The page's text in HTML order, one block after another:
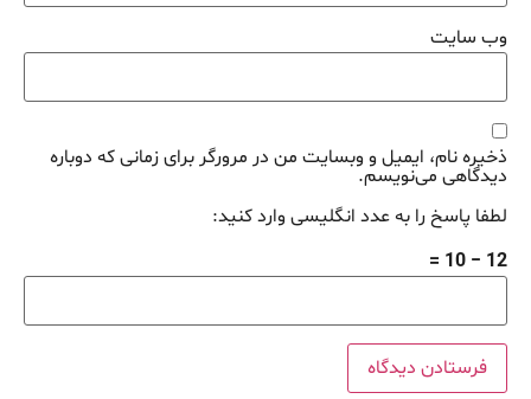
وب‌ سایت
ذخیره نام، ایمیل و وبسایت من در مرورگر برای زمانی که دوباره
دیدگاهی می‌نویسم.
لطفا پاسخ را به عدد انگلیسی وارد کنید: